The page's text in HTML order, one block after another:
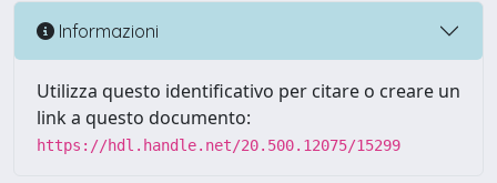
Informazioni
Utilizza questo identificativo per citare o creare un
link a questo documento:
https://hdl.handle.net/20.500.12075/15299